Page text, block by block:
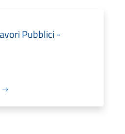
Pubblici -